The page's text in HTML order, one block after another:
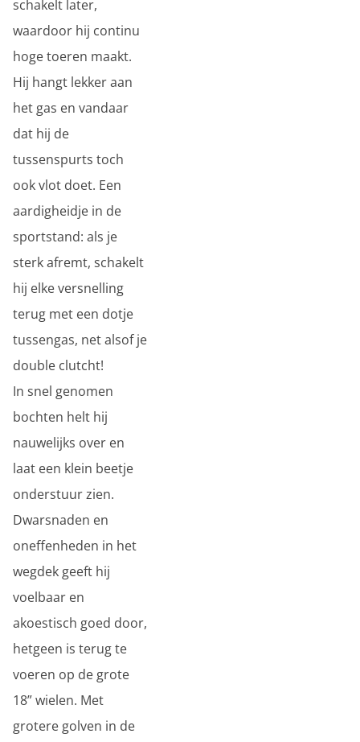
schakelt later,
waardoor hij continu
hoge toeren maakt.
Hij hangt lekker aan
het gas en vandaar
dat hij de
tussenspurts toch
ook vlot doet. Een
aardigheidje in de
sportstand: als je
sterk afremt, schakelt
hij elke versnelling
terug met een dotje
tussengas, net alsof je
double clutcht!
In snel genomen
bochten helt hij
nauwelijks over en
laat een klein beetje
onderstuur zien.
Dwarsnaden en
oneffenheden in het
wegdek geeft hij
voelbaar en
akoestisch goed door,
hetgeen is terug te
voeren op de grote
18” wielen. Met
grotere golven in de